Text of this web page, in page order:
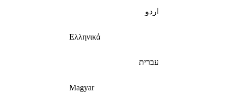
اردو
Ελληνικά
עברית
Magyar